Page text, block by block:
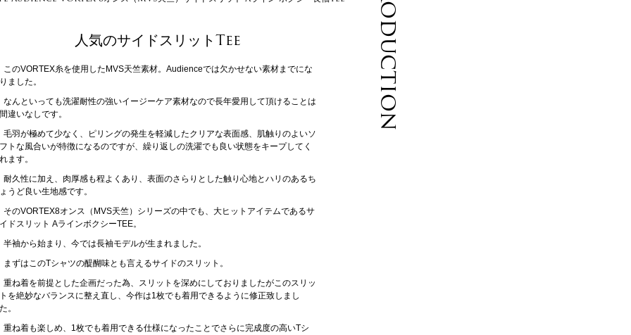
人気のサイドスリットTee
このVORTEX糸を使用したMVS天竺素材。Audienceでは欠かせない素材までにな
りました。
なんといっても洗濯耐性の強いイージーケア素材なので長年愛用して頂けることは
間違いなしです。
毛羽が極めて少なく、ピリングの発生を軽減したクリアな表面感、肌触りのよいソ
フトな風合いが特徴になるのですが、繰り返しの洗濯でも良い状態をキープしてく
れます。
耐久性に加え、肉厚感も程よくあり、表面のさらりとした触り心地とハリのあるち
ょうど良い生地感です。
そのVORTEX8オンス（MVS天竺）シリーズの中でも、大ヒットアイテムであるサ
イドスリット AラインボクシーTEE。
半袖から始まり、今では長袖モデルが生まれました。
まずはこのTシャツの醍醐味とも言えるサイドのスリット。
重ね着を前提とした企画だった為、スリットを深めにしておりましたがこのスリッ
トを絶妙なバランスに整え直し、今作は1枚でも着用できるように修正致しまし
た。
重ね着も楽しめ、1枚でも着用できる仕様になったことでさらに完成度の高いTシ